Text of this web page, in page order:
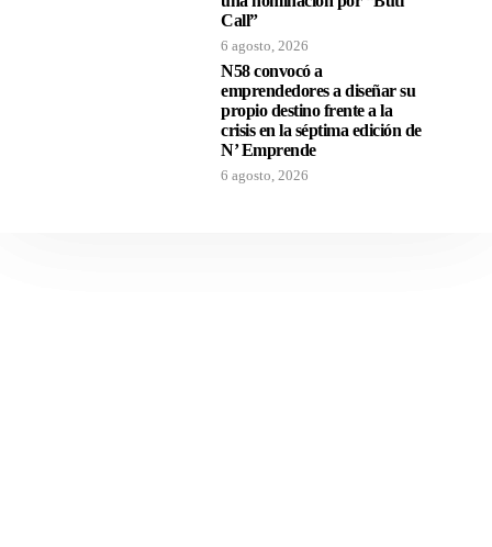
Call”
6 agosto, 2026
N58 convocó a
emprendedores a diseñar su
propio destino frente a la
crisis en la séptima edición de
N’ Emprende
6 agosto, 2026